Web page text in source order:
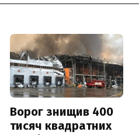
Ворог знищив 400
тисяч квадратних